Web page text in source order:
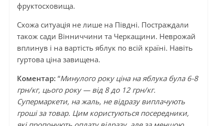
фруктосховища.
Схожа ситуація не лише на Півдні. Постраждали
також сади Вінниччини та Черкащини. Неврожай
вплинув і на вартість яблук по всій країні. Навіть
гуртова ціна завищена.
Коментар: “Минулого року ціна на яблука була 6-8
грн/кг, цього року — від 8 до 12 грн/кг.
Супермаркети, на жаль, не відразу виплачують
гроші за товар. Цим користуються посередники,